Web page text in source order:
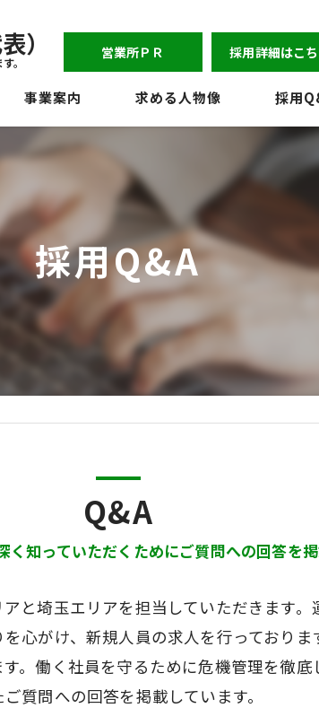
）
。
営業所ＰＲ 採用詳細はこ
事業案内 求める人物像 採用
採用Q&A
く知っていただくためにご質問への回答を
Q&A
と埼玉エリアを担当していただきます
心がけ、新規人員の求人を行っており
。働く社員を守るために危機管理を徹
質問への回答を掲載しています。